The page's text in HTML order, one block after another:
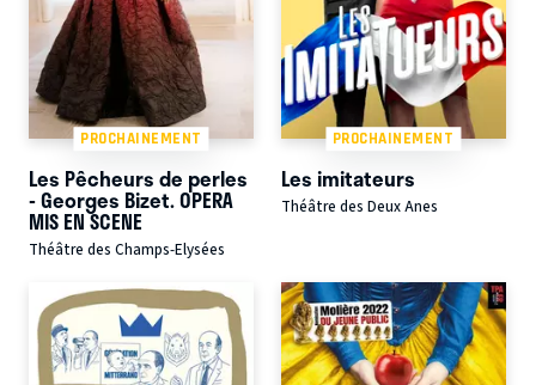
PROCHAINEMENT
Les Pêcheurs de perles
- Georges Bizet. OPERA
MIS EN SCENE
Théâtre des Champs-Elysées
PROCHAINEMENT
Les imitateurs
Théâtre des Deux Anes